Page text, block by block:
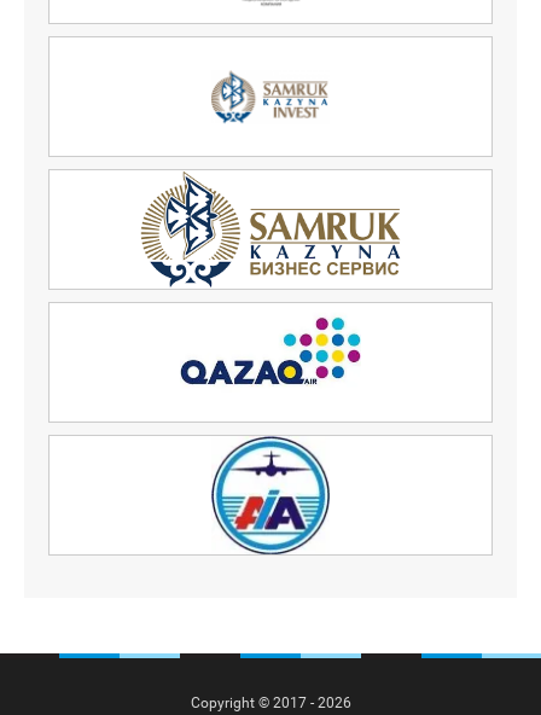
Copyright © 2017 - 2026